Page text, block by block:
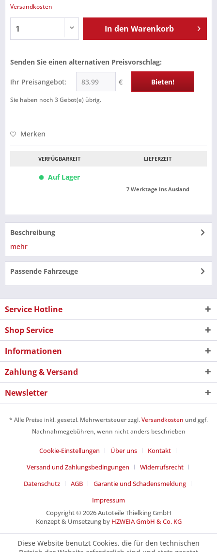
Versandkosten
In den Warenkorb
Senden Sie einen alternativen Preisvorschlag:
Ihr Preisangebot: € Bieten!
Sie haben noch 3Gebot(e) übrig.
Merken
VERFÜGBARKEIT
Auf Lager
LIEFERZEIT
7 Werktage Ins Ausland
Beschreibung
mehr
Passende Fahrzeuge
Service Hotline
Shop Service
Informationen
Zahlung & Versand
Newsletter
* Alle Preise inkl. gesetzl. Mehrwertsteuer zzgl.Versandkosten und ggf.
Nachnahmegebühren, wenn nicht anders beschrieben
Cookie-Einstellungen Über uns
Kontakt
Versand und Zahlungsbedingungen
Widerrufsrecht
Datenschutz
AGB
Garantie und Schadensmeldung
Impressum
Copyright © 2026 Autoteile Thielking GmbH
Konzept & Umsetzung by HZWEIA GmbH & Co. KG
Diese Website benutzt Cookies, die für den technischen